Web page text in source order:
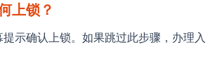
上锁？
示确认上锁。如果跳过此步骤，办理入